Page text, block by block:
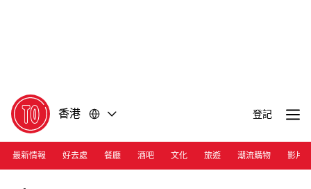
香港 登記
最新情報 好去處 餐廳 酒吧 文化 旅遊 潮流購物 影片
Photograph: Calvin Sit